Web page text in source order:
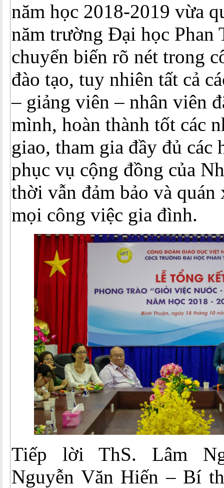
năm học 2018-2019 vừa
năm trường Đại học Phan
chuyển biến rõ nét trong
đào tạo, tuy nhiên tất cả
– giảng viên – nhân viên
mình, hoàn thành tốt các
giao, tham gia đầy đủ các
phục vụ cộng đồng của
thời vẫn đảm bảo và
mọi công việc gia đình.
Tiếp lời ThS. Lâm
Nguyễn Văn Hiến – Bí